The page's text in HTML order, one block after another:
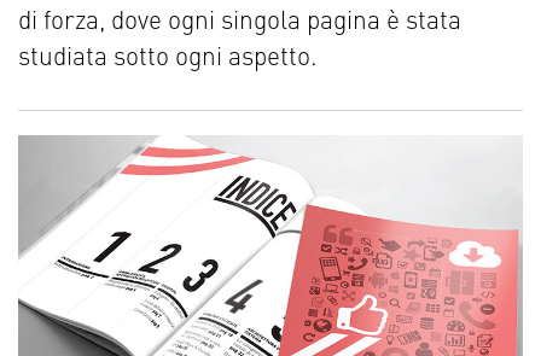
di forza, dove ogni singola pagina è stata
studiata sotto ogni aspetto.